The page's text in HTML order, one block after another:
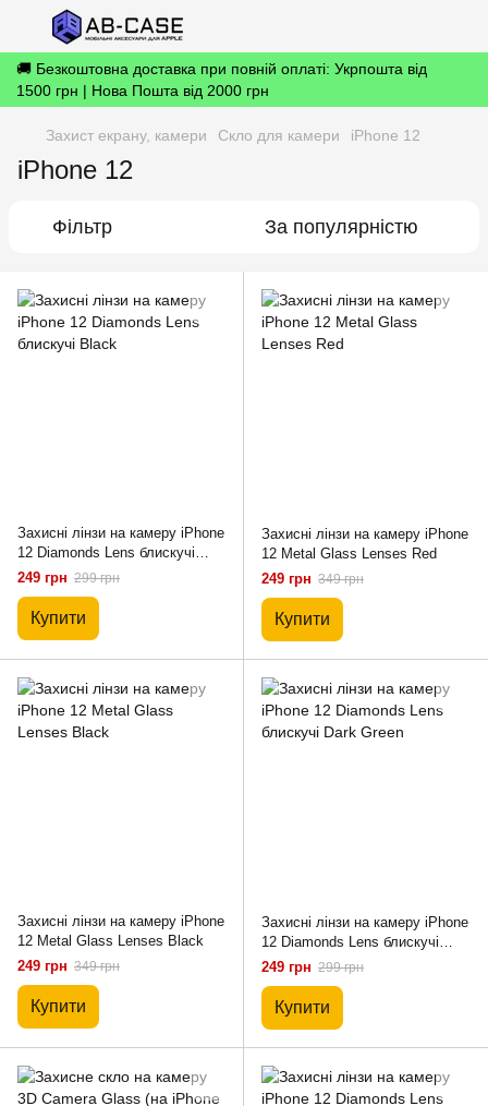
🚚 Безкоштовна доставка при повній оплаті: Укрпошта від
1500 грн | Нова Пошта від 2000 грн
Захист екрану, камери Скло для камери iPhone 12
iPhone 12
Фільтр За популярністю
Захисні лінзи на камеру iPhone
12 Diamonds Lens блискучі
Black
249 грн 299 грн
Купити
Захисні лінзи на камеру iPhone
12 Metal Glass Lenses Red
249 грн 349 грн
Купити
Захисні лінзи на камеру iPhone
12 Metal Glass Lenses Black
249 грн 349 грн
Купити
Захисні лінзи на камеру iPhone
12 Diamonds Lens блискучі
Dark Green
249 грн 299 грн
Купити